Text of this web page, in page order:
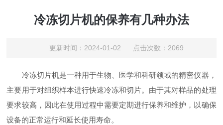
冷冻切片机的保养有几种办法
更新时间：2024-01-02 点击次数：2069
冷冻切片机是一种用于生物、医学和科研领域的精密仪器，
主要用于对组织样本进行快速冷冻和切片。由于其对样品的处理
要求较高，因此在使用过程中需要定期进行保养和维护，以确保
设备的正常运行和延长使用寿命。